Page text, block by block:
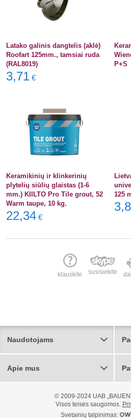
Latako galinis dangtelis (aklė)
Roofart 125mm., tamsiai ruda
(RAL8019)
3,71 €
P+S
Keramikinių ir klinkerinių
plytelių siūlių glaistas (1-6
mm.) KIILTO Pro Tile grout, 52
Warm taupe, 10 kg.
22,34 €
125
klauskite susisiekite
Naudotojams
Apie mus
© 2009-2024 UAB
Visos teisės saugomos.
Svetainių talpinimas: